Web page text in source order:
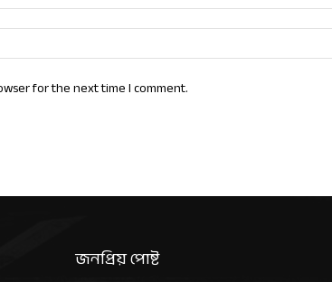
for the next time I comment.
জনপ্রিয় পোষ্ট